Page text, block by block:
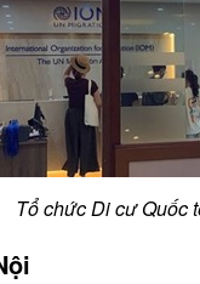
Tổ chức Di cư Quốc